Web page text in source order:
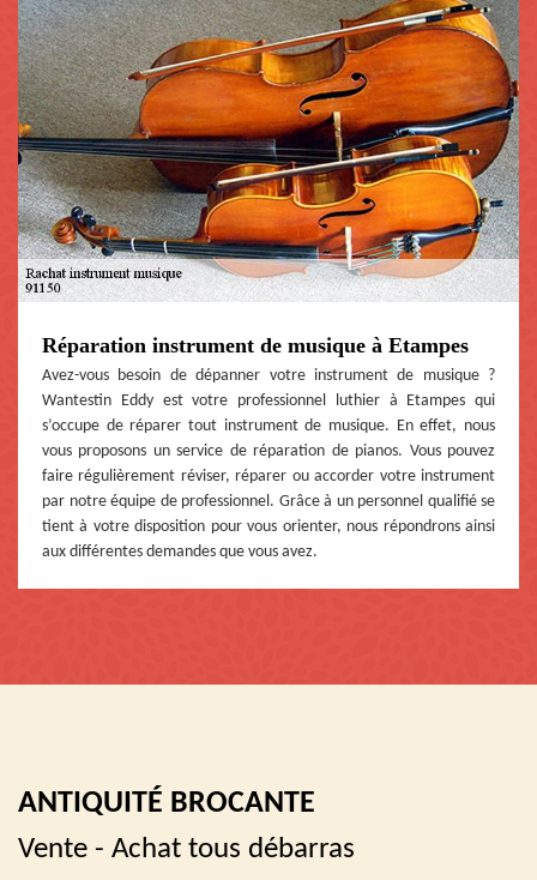
Réparation instrument de musique à Etampes
Avez-vous besoin de dépanner votre instrument de musique ?
Wantestin Eddy est votre professionnel luthier à Etampes qui
s’occupe de réparer tout instrument de musique. En effet, nous
vous proposons un service de réparation de pianos. Vous pouvez
faire régulièrement réviser, réparer ou accorder votre instrument
par notre équipe de professionnel. Grâce à un personnel qualifié se
tient à votre disposition pour vous orienter, nous répondrons ainsi
aux différentes demandes que vous avez.
ANTIQUITÉ BROCANTE
Vente - Achat tous débarras